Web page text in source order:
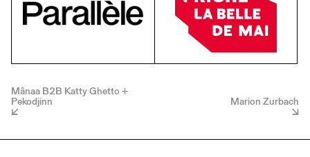
Mânaa B2B Katty Ghetto +
Pekodjinn Marion Zurbach